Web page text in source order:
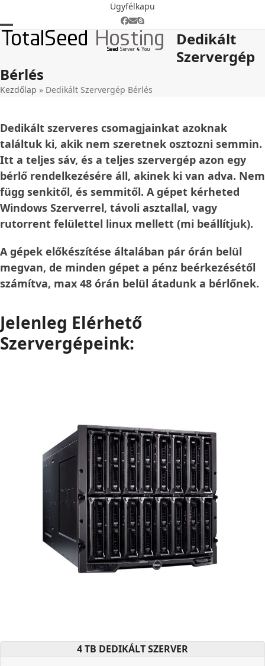
to
content
Ügyfélkapu
Facebook
EmailSkype
Open
menu
Close
menu
Dedikált
Szervergép
Bérlés
Kezdőlap » Dedikált Szervergép Bérlés
Dedikált szerveres csomagjainkat azoknak
találtuk ki, akik nem szeretnek osztozni semmin.
Itt a teljes sáv, és a teljes szervergép azon egy
bérlő rendelkezésére áll, akinek ki van adva. Nem
függ senkitől, és semmitől. A gépet kérheted
Windows Szerverrel, távoli asztallal, vagy
rutorrent felülettel linux mellett (mi beállítjuk).
A gépek előkészítése általában pár órán belül
megvan, de minden gépet a pénz beérkezésétől
számítva, max 48 órán belül átadunk a bérlőnek.
Jelenleg Elérhető
Szervergépeink:
4 TB DEDIKÁLT SZERVER